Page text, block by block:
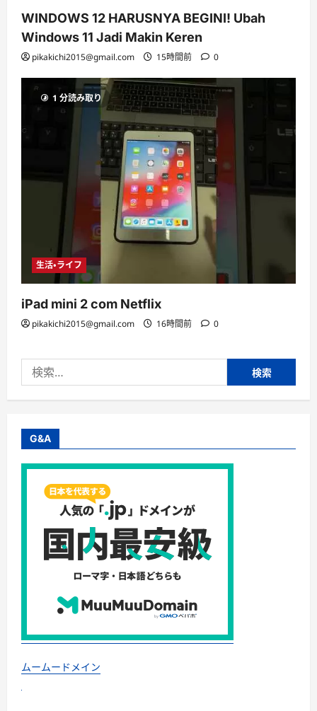
WINDOWS 12 HARUSNYA BEGINI! Ubah
Windows 11 Jadi Makin Keren
pikakichi2015@gmail.com 15時間前 0
1 分読み取り
生活・ライフ
iPad mini 2 com Netflix
pikakichi2015@gmail.com 16時間前 0
索:
G&A
ムームードメイン